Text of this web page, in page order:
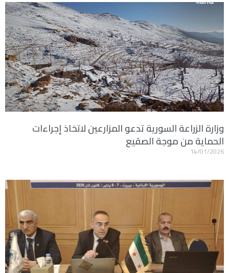
وزارة الزراعة السورية تدعو المزارعين لاتخاذ إجراءات
الحماية من موجة الصقيع
14/01/2026